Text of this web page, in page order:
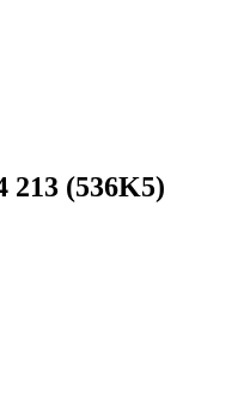
213 (536K5)